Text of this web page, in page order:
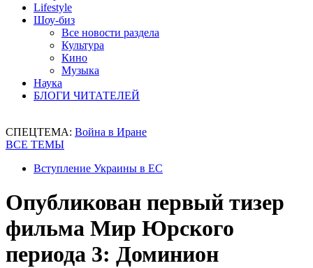
Lifestyle
Шоу-биз
Все новости раздела
Культура
Кино
Музыка
Наука
БЛОГИ ЧИТАТЕЛЕЙ
СПЕЦТЕМА: Война в Иране
ВСЕ ТЕМЫ
Вступление Украины в ЕС
Опубликован первый тизер
фильма Мир Юрского
периода 3: Доминион